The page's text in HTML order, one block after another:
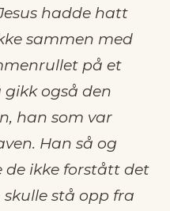
hadde hatt
sammen med
på et
gikk også den
han som var
Han så og
de ikke forstått det
stå opp fra